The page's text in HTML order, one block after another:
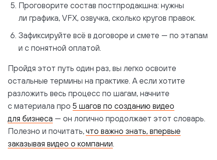
Проговорите состав постпродакшна: нужны
ли графика, VFX, озвучка, сколько кругов правок.
Зафиксируйте всё в договоре и смете — по этапам
и с понятной оплатой.
Пройдя этот путь один раз, вы легко освоите
остальные термины на практике. А если хотите
разложить весь процесс по шагам, начните
с материала про 5 шагов по созданию видео
для бизнеса — он логично продолжает этот словарь.
Полезно и почитать,что важно знать, впервые
заказывая видео о компании.